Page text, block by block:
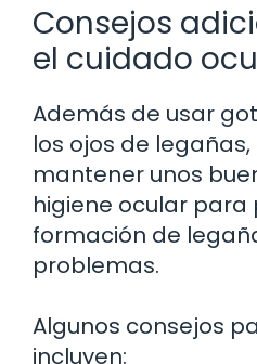
Consejos
el cuidado
Además de usar
los ojos de
mantener unos
higiene ocular para
formación de
problemas.
Algunos consejos
incluyen: